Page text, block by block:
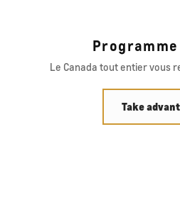
Le Canada tout entier vous
Take